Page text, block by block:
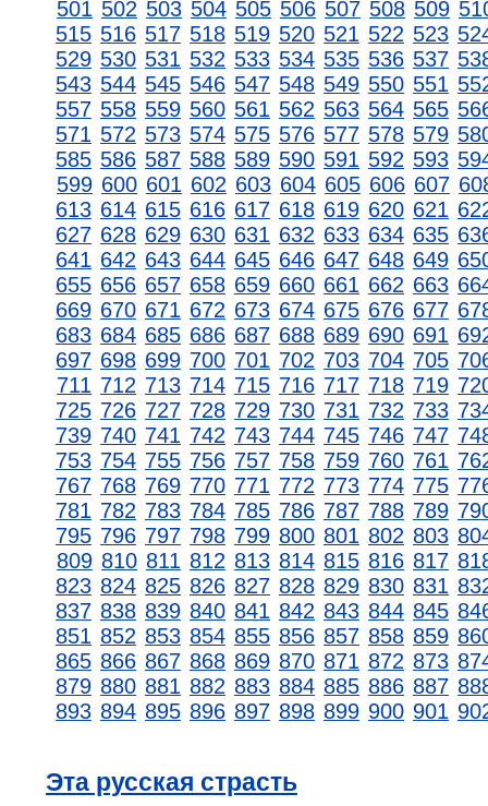
501 502 503 504 505 506 507 508 509
515 516 517 518 519 520 521 522 523
529 530 531 532 533 534 535 536 537
543 544 545 546 547 548 549 550 551
557 558 559 560 561 562 563 564 565
571 572 573 574 575 576 577 578 579
585 586 587 588 589 590 591 592 593
599 600 601 602 603 604 605 606 607
613 614 615 616 617 618 619 620 621
627 628 629 630 631 632 633 634 635
641 642 643 644 645 646 647 648 649
655 656 657 658 659 660 661 662 663
669 670 671 672 673 674 675 676 677
683 684 685 686 687 688 689 690 691
697 698 699 700 701 702 703 704 705
711 712 713 714 715 716 717 718 719
725 726 727 728 729 730 731 732 733
739 740 741 742 743 744 745 746 747
753 754 755 756 757 758 759 760 761
767 768 769 770 771 772 773 774 775
781 782 783 784 785 786 787 788 789
795 796 797 798 799 800 801 802 803
809 810 811 812 813 814 815 816 817
823 824 825 826 827 828 829 830 831
837 838 839 840 841 842 843 844 845
851 852 853 854 855 856 857 858 859
865 866 867 868 869 870 871 872 873
879 880 881 882 883 884 885 886 887
893 894 895 896 897 898 899 900 901
Эта русская страсть